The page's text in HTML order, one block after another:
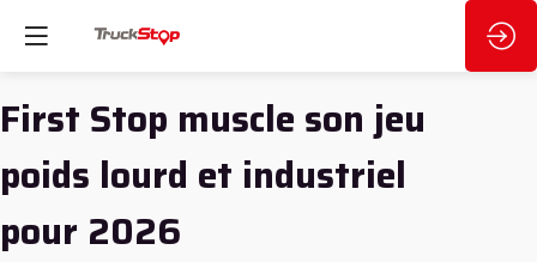
First Stop muscle son jeu
poids lourd et industriel
pour 2026